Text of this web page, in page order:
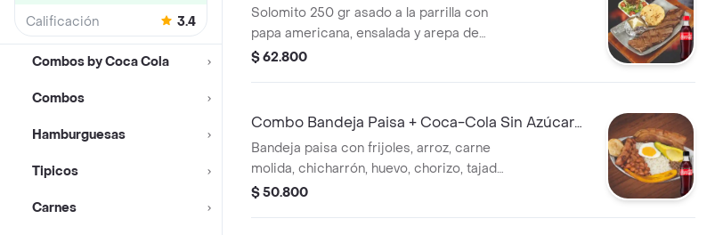
Calificación 3.4
Combos by Coca Cola
Combos
Hamburguesas
Tipicos
Carnes
Solomito 250 gr asado a la parrilla con
papa americana, ensalada y arepa de
queso. + Gaseosa
$ 62.800
Combo Bandeja Paisa + Coca-Cola Sin Azúcar
450 ml
Bandeja paisa con frijoles, arroz, carne
molida, chicharrón, huevo, chorizo, tajada
de maduro, aguacate y arepa. + Gaseosa
$ 50.800